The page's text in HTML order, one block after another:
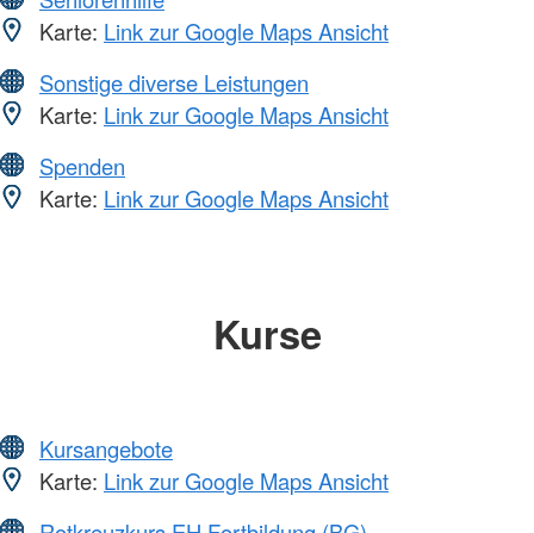
Karte: Link zur Google Maps Ansicht
Sonstige diverse Leistungen
Karte: Link zur Google Maps Ansicht
Spenden
Karte: Link zur Google Maps Ansicht
Kurse
Kursangebote
Karte: Link zur Google Maps Ansicht